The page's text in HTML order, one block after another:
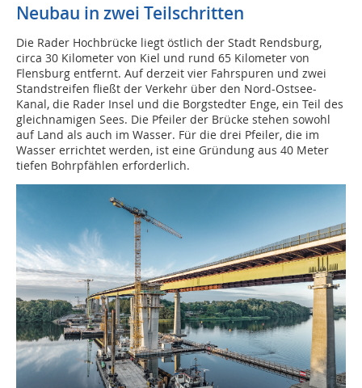
Neubau in zwei Teilschritten
Die Rader Hochbrücke liegt östlich der Stadt Rendsburg,
circa 30 Kilometer von Kiel und rund 65 Kilometer von
Flensburg entfernt. Auf derzeit vier Fahrspuren und zwei
Standstreifen fließt der Verkehr über den Nord-Ostsee-
Kanal, die Rader Insel und die Borgstedter Enge, ein Teil des
gleichnamigen Sees. Die Pfeiler der Brücke stehen sowohl
auf Land als auch im Wasser. Für die drei Pfeiler, die im
Wasser errichtet werden, ist eine Gründung aus 40 Meter
tiefen Bohrpfählen erforderlich.